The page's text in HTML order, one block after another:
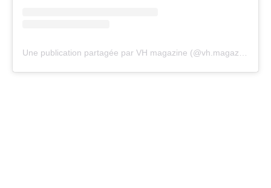
Une publication partagée par VH magazine (@vh.magazine)